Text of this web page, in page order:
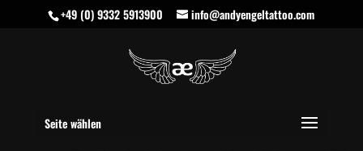
+49 (0) 9332 5913900 info@andyengeltattoo.com
Seite wählen